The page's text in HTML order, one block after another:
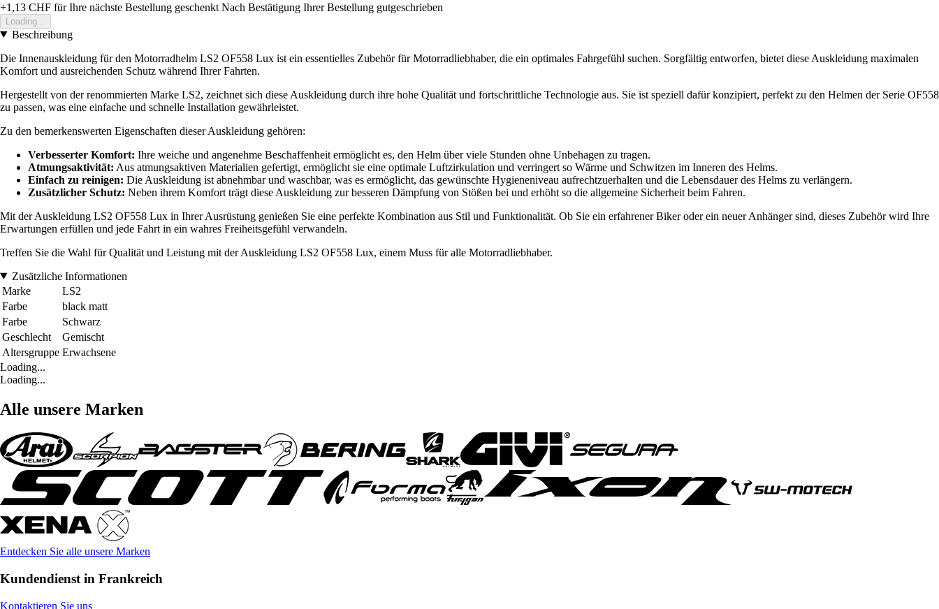
+1,13 CHF für Ihre nächste Bestellung geschenkt Nach Bestätigung Ihrer Bestellung gutgeschrieben
Loading...
Beschreibung
Die Innenauskleidung für den Motorradhelm LS2 OF558 Lux ist ein essentielles Zubehör für Motorradliebhaber, die ein optimales Fahrgefühl suchen. Sorgfältig entworfen, bietet diese Auskleidung maximalen
Komfort und ausreichenden Schutz während Ihrer Fahrten.
Hergestellt von der renommierten Marke LS2, zeichnet sich diese Auskleidung durch ihre hohe Qualität und fortschrittliche Technologie aus. Sie ist speziell dafür konzipiert, perfekt zu den Helmen der Serie OF558
zu passen, was eine einfache und schnelle Installation gewährleistet.
Zu den bemerkenswerten Eigenschaften dieser Auskleidung gehören:
Verbesserter Komfort: Ihre weiche und angenehme Beschaffenheit ermöglicht es, den Helm über viele Stunden ohne Unbehagen zu tragen.
Atmungsaktivität: Aus atmungsaktiven Materialien gefertigt, ermöglicht sie eine optimale Luftzirkulation und verringert so Wärme und Schwitzen im Inneren des Helms.
Einfach zu reinigen: Die Auskleidung ist abnehmbar und waschbar, was es ermöglicht, das gewünschte Hygieneniveau aufrechtzuerhalten und die Lebensdauer des Helms zu verlängern.
Zusätzlicher Schutz: Neben ihrem Komfort trägt diese Auskleidung zur besseren Dämpfung von Stößen bei und erhöht so die allgemeine Sicherheit beim Fahren.
Mit der Auskleidung LS2 OF558 Lux in Ihrer Ausrüstung genießen Sie eine perfekte Kombination aus Stil und Funktionalität. Ob Sie ein erfahrener Biker oder ein neuer Anhänger sind, dieses Zubehör wird Ihre
Erwartungen erfüllen und jede Fahrt in ein wahres Freiheitsgefühl verwandeln.
Treffen Sie die Wahl für Qualität und Leistung mit der Auskleidung LS2 OF558 Lux, einem Muss für alle Motorradliebhaber.
Zusätzliche Informationen
Marke
LS2
Farbe
black matt
Farbe
Schwarz
Geschlecht
Gemischt
Altersgruppe Erwachsene
Loading...
Loading...
Alle unsere Marken
Entdecken Sie alle unsere Marken
Kundendienst in Frankreich
Kontaktieren Sie uns